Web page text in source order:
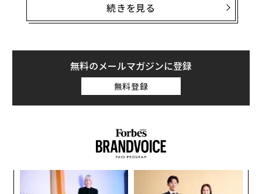
『ラスト・オブ・アス』に登場する菌類の名前は「コル
草属）」。アリを冒す実在の菌類は、それに似た名前の
オフィオコルディセプス（Ophiocordyceps）だ。その
能力はあまりに常識はずれで、かつては研究者でさえ、
自身が観察した事実を疑うほどだった。
が、この菌類は紛れもなく実在し、人類誕生のはるか昔
から繁栄してきた。
続きを見る
無料のメールマガジンに登録
無料登録